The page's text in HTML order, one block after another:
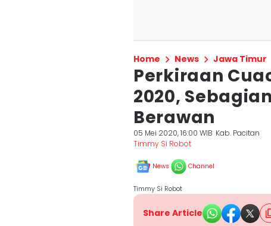
Home News Jawa Timur
Perkiraan
2020,
Berawan
05 Mei 2020, 16:00 WIB Kab. Pacitan
Timmy Si Robot
News Channel
Timmy Si Robot
Share Article